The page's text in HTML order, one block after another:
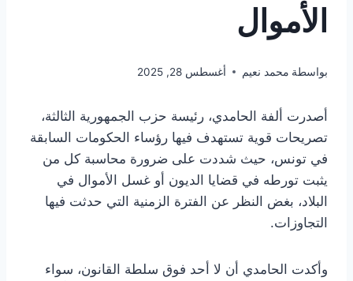
الأموال
بواسطة محمد نعيم أغسطس 28, 2025
أصدرت ألفة الحامدي، رئيسة حزب الجمهورية الثالثة،
تصريحات قوية تستهدف فيها رؤساء الحكومات السابقة
في تونس، حيث شددت على ضرورة محاسبة كل من
يثبت تورطه في قضايا الديون أو غسل الأموال في
البلاد، بغض النظر عن الفترة الزمنية التي حدثت فيها
التجاوزات.
وأكدت الحامدي أن لا أحد فوق سلطة القانون، سواء